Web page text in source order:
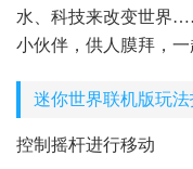
水、科技来改变世界
小伙伴，供人膜拜，一
迷你世界联机版玩
控制摇杆进行移动